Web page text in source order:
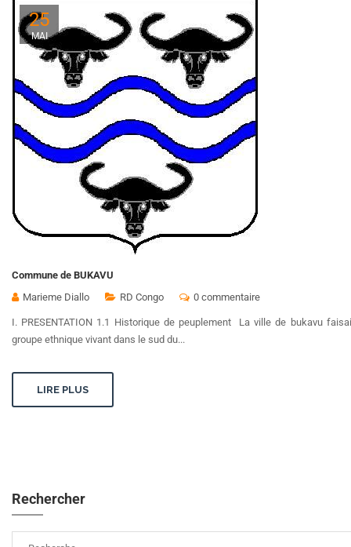
25
MAI
Commune de BUKAVU
Marieme Diallo
RD Congo 0 commentaire
I. PRESENTATION 1.1 Historique de peuplement La ville de bukavu
groupe ethnique vivant dans le sud du...
LIRE PLUS
Rechercher